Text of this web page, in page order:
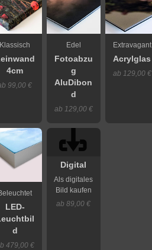
Klassisch
4cm
99,00 €
Edel
Fotoabzu
g
AluDibon
d
ab 129,00 €
Extravagant
Acrylglas
ab 129,00 €
LED-
d
479,00 €
Digital
Als digitales
Bild kaufen
ab 89,00 €